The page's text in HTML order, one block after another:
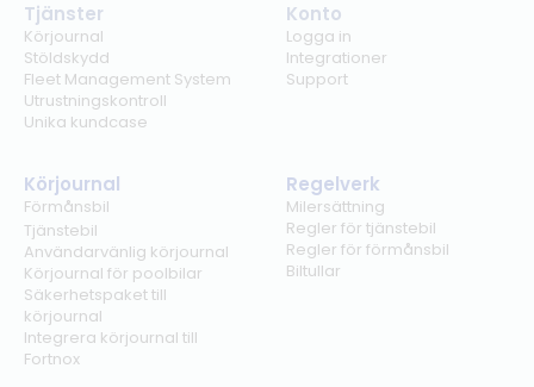
Tjänster
Körjournal
Stöldskydd
Fleet Management System
Utrustningskontroll
Unika kundcase
Konto
Logga in
Integrationer
Support
Körjournal
Förmånsbil
Tjänstebil
Användarvänlig körjournal
Körjournal för poolbilar
Säkerhetspaket till
körjournal
Integrera körjournal till
Fortnox
Regelverk
Milersättning
Regler för tjänstebil
Regler för förmånsbil
Biltullar